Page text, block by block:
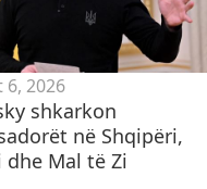
6, 2026
shkarkon
në Shqipëri,
dhe Mal të Zi